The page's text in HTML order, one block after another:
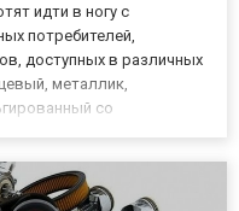
идти в ногу с
потребителей,
доступных в различных
металлик,
со
лидером в...